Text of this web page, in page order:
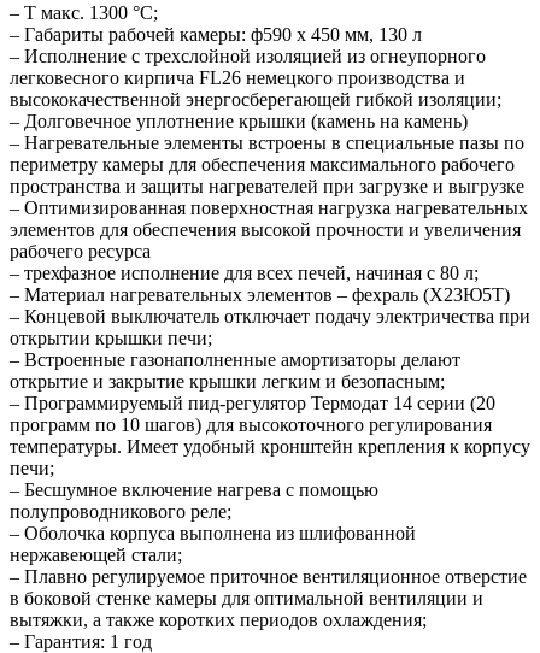
– Т макс. 1300 °С;
– Габариты рабочей камеры: ф590 х 450 мм, 130 л
– Исполнение с трехслойной изоляцией из огнеупорного
легковесного кирпича FL26 немецкого производства и
высококачественной энергосберегающей гибкой изоляции;
– Долговечное уплотнение крышки (камень на камень)
– Нагревательные элементы встроены в специальные пазы по
периметру камеры для обеспечения максимального рабочего
пространства и защиты нагревателей при загрузке и выгрузке
– Оптимизированная поверхностная нагрузка нагревательных
элементов для обеспечения высокой прочности и увеличения
рабочего ресурса
– трехфазное исполнение для всех печей, начиная с 80 л;
– Материал нагревательных элементов – фехраль (Х23Ю5Т)
– Концевой выключатель отключает подачу электричества при
открытии крышки печи;
– Встроенные газонаполненные амортизаторы делают
открытие и закрытие крышки легким и безопасным;
– Программируемый пид-регулятор Термодат 14 серии (20
программ по 10 шагов) для высокоточного регулирования
температуры. Имеет удобный кронштейн крепления к корпусу
печи;
– Бесшумное включение нагрева с помощью
полупроводникового реле;
– Оболочка корпуса выполнена из шлифованной
нержавеющей стали;
– Плавно регулируемое приточное вентиляционное отверстие
в боковой стенке камеры для оптимальной вентиляции и
вытяжки, а также коротких периодов охлаждения;
– Гарантия: 1 год